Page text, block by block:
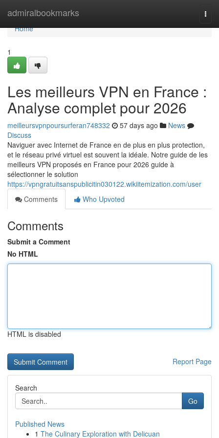
admiralbookmarks
Home
Home
1
Les meilleurs VPN en France :
Analyse complet pour 2026
meilleursvpnpoursurferan748332 57 days ago
News
Discuss
Naviguer avec Internet de France en de plus en plus protection,
et le réseau privé virtuel est souvent la idéale. Notre guide de les
meilleurs VPN proposés en France pour 2026 guide à
sélectionner le solution
https://vpngratuitsanspublicitin030122.wikiitemization.com/user
Comments
Who Upvoted
Comments
Submit a Comment
No HTML
HTML is disabled
Report Page
Search
Go
Published News
1 The Culinary Exploration with Delicuan